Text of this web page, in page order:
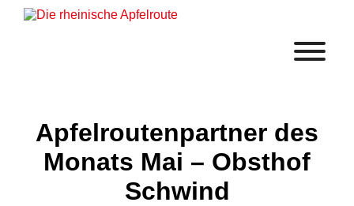
Apfelroutenpartner des
Monats Mai – Obsthof
Schwind